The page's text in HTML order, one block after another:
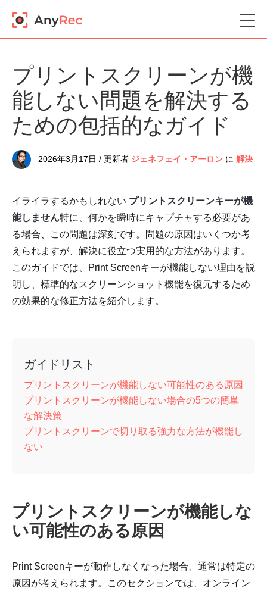
プリントスクリーンが機
能しない問題を解決する
ための包括的なガイド
2026年3月17日 / 更新者 ジェネフェイ・アーロン に 解決
イライラするかもしれない プリントスクリーンキーが機
能しません特に、何かを瞬時にキャプチャする必要があ
る場合、この問題は深刻です。問題の原因はいくつか考
えられますが、解決に役立つ実用的な方法があります。
このガイドでは、Print Screenキーが機能しない理由を説
明し、標準的なスクリーンショット機能を復元するため
の効果的な修正方法を紹介します。
ガイドリスト
プリントスクリーンが機能しない可能性のある原因
プリントスクリーンが機能しない場合の5つの簡単
な解決策
プリントスクリーンで切り取る強力な方法が機能し
ない
プリントスクリーンが機能しな
い可能性のある原因
Print Screenキーが動作しなくなった場合、通常は特定の
原因が考えられます。このセクションでは、オンライン